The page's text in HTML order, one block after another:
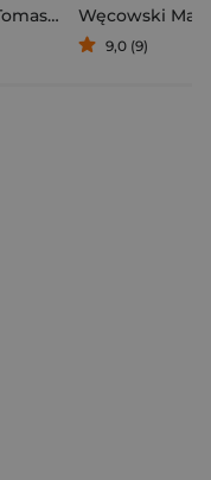
Kalemba Węcowski
9,0 (9)